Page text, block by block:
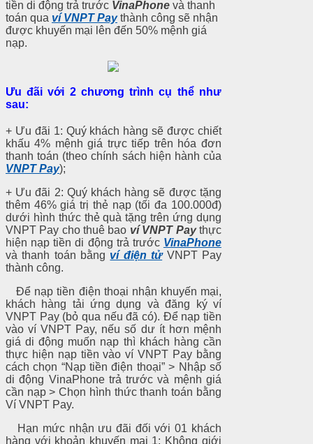
tiền di động trả trước VinaPhone và thanh
toán qua ví VNPT Paythành công sẽ nhận
được khuyến mại lên đến 50% mệnh giá
nạp.
Ưu đãi với 2 chương trình cụ thể như
sau:
+ Ưu đãi 1: Quý khách hàng sẽ được chiết
khấu 4% mệnh giá trực tiếp trên hóa đơn
thanh toán (theo chính sách hiện hành của
VNPT Pay);
+ Ưu đãi 2: Quý khách hàng sẽ được tặng
thêm 46% giá trị thẻ nạp (tối đa 100.000đ)
dưới hình thức thẻ quà tặng trên ứng dụng
VNPT Pay cho thuê bao ví VNPT Paythực
hiện nạp tiền di động trả trước VinaPhone
và thanh toán bằng ví điện tửVNPT Pay
thành công.
Để nạp tiền điện thoại nhận khuyến mại,
khách hàng tải ứng dụng và đăng ký ví
VNPT Pay (bỏ qua nếu đã có). Để nạp tiền
vào ví VNPT Pay, nếu số dư ít hơn mệnh
giá di động muốn nạp thì khách hàng cần
thực hiện nạp tiền vào ví VNPT Pay bằng
cách chọn “Nạp tiền điện thoại” > Nhập số
di động VinaPhone trả trước và mệnh giá
cần nạp > Chọn hình thức thanh toán bằng
Ví VNPT Pay.
Hạn mức nhận ưu đãi đối với 01 khách
hàng với khoản khuyến mại 1: Không giới